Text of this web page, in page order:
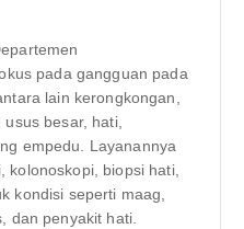
pada gangguan pada
lain kerongkongan,
besar, hati,
empedu. Layanannya
kolonoskopi, biopsi hati,
kondisi seperti maag,
dan penyakit hati.